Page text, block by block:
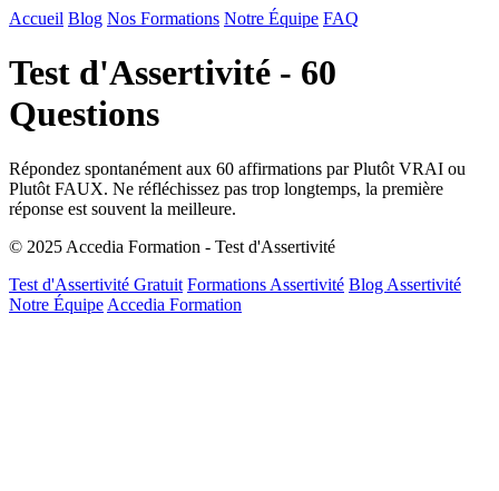
Accueil Blog Nos Formations Notre Équipe FAQ
Test d'Assertivité - 60
Questions
Répondez spontanément aux 60 affirmations par Plutôt VRAI ou
Plutôt FAUX. Ne réfléchissez pas trop longtemps, la première
réponse est souvent la meilleure.
© 2025 Accedia Formation - Test d'Assertivité
Test d'Assertivité Gratuit Formations Assertivité Blog Assertivité
Notre Équipe Accedia Formation